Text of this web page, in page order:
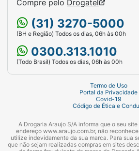
Compre pelo Drogatel
(31) 3270-5000
(BH e Região) Todos os dias, 06h às 00h
0300.313.1010
(Todo Brasil) Todos os dias, 06h às 00h
Termo de Uso
Portal da Privacidade
Covid-19
Código de Ética e
A Drogaria Araujo S/A informa que o seu
endereço www.araujo.com.br, não
utilize indevidamente da sua marca. Para sua
que não sejam realizadas compras em sites